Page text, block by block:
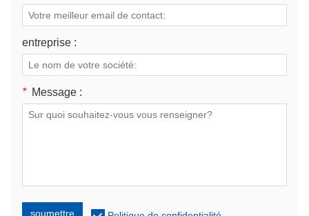
entreprise :
* Message :
soumettre